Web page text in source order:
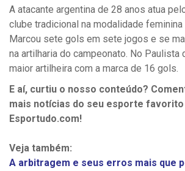
A atacante argentina de 28 anos atua
clube tradicional na modalidade
Marcou sete gols em sete jogos e se
na artilharia do campeonato. No Paulista
maior artilheira com a marca de 16 gols.
E aí, curtiu o nosso conteúdo?
mais notícias do seu esporte favorito
Esportudo.com!
Veja também:
A arbitragem e seus erros mais que